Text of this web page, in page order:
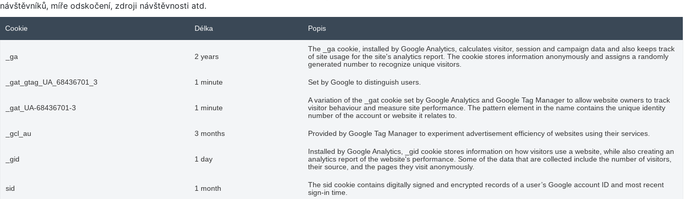
návštěvníků, míře odskočení, zdroji návštěvnosti atd.
Cookie Délka Popis
_ga 2 years
The _ga cookie, installed by Google Analytics, calculates visitor, session and campaign data and also keeps track
of site usage for the site's analytics report. The cookie stores information anonymously and assigns a randomly
generated number to recognize unique visitors.
_gat_gtag_UA_68436701_3 1 minute Set by Google to distinguish users.
_gat_UA-68436701-3 1 minute
A variation of the _gat cookie set by Google Analytics and Google Tag Manager to allow website owners to track
visitor behaviour and measure site performance. The pattern element in the name contains the unique identity
number of the account or website it relates to.
_gcl_au 3 months Provided by Google Tag Manager to experiment advertisement efficiency of websites using their services.
_gid 1 day
Installed by Google Analytics, _gid cookie stores information on how visitors use a website, while also creating an
analytics report of the website's performance. Some of the data that are collected include the number of visitors,
their source, and the pages they visit anonymously.
sid 1 month
The sid cookie contains digitally signed and encrypted records of a user’s Google account ID and most recent
sign-in time.